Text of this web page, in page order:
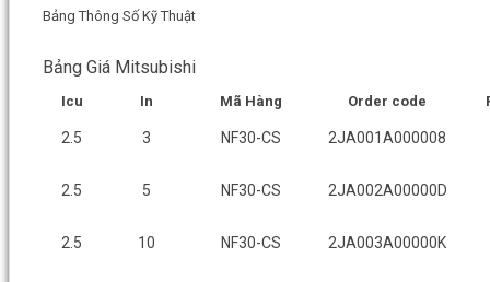
Bảng Thông Số Kỹ Thuật
Bảng Giá Mitsubishi
Icu In Mã Hàng Order code
2.5 3 NF30-CS 2JA001A000008
2.5 5 NF30-CS 2JA002A00000D
2.5 10 NF30-CS 2JA003A00000K